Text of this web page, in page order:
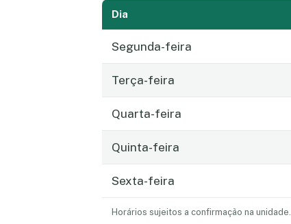
Dia
Segunda-feira
Terça-feira
Quarta-feira
Quinta-feira
Sexta-feira
Horários sujeitos a confirmação na unidade.